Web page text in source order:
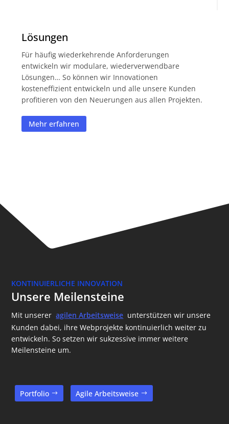
Lösungen
Für häufig wiederkehrende Anforderungen
entwickeln wir modulare, wiederverwendbare
Lösungen… So können wir Innovationen
kosteneffizient entwickeln und alle unsere Kunden
profitieren von den Neuerungen aus allen Projekten.
Mehr erfahren
KONTINUIERLICHE INNOVATION
Unsere Meilensteine
Mit unserer agilen Arbeitsweise unterstützen wir unsere
Kunden dabei, ihre Webprojekte kontinuierlich weiter zu
entwickeln. So setzen wir sukzessive immer weitere
Meilensteine um.
Portfolio Agile Arbeitsweise